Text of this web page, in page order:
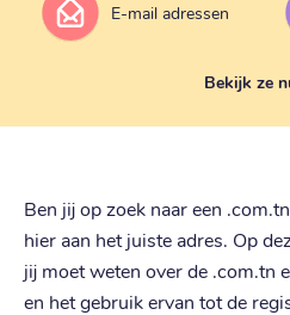
E-mail adressen
Bekijk ze
Ben jij op zoek naar een
hier aan het juiste adres. Op
jij moet weten over de .com.tn
en het gebruik ervan tot de